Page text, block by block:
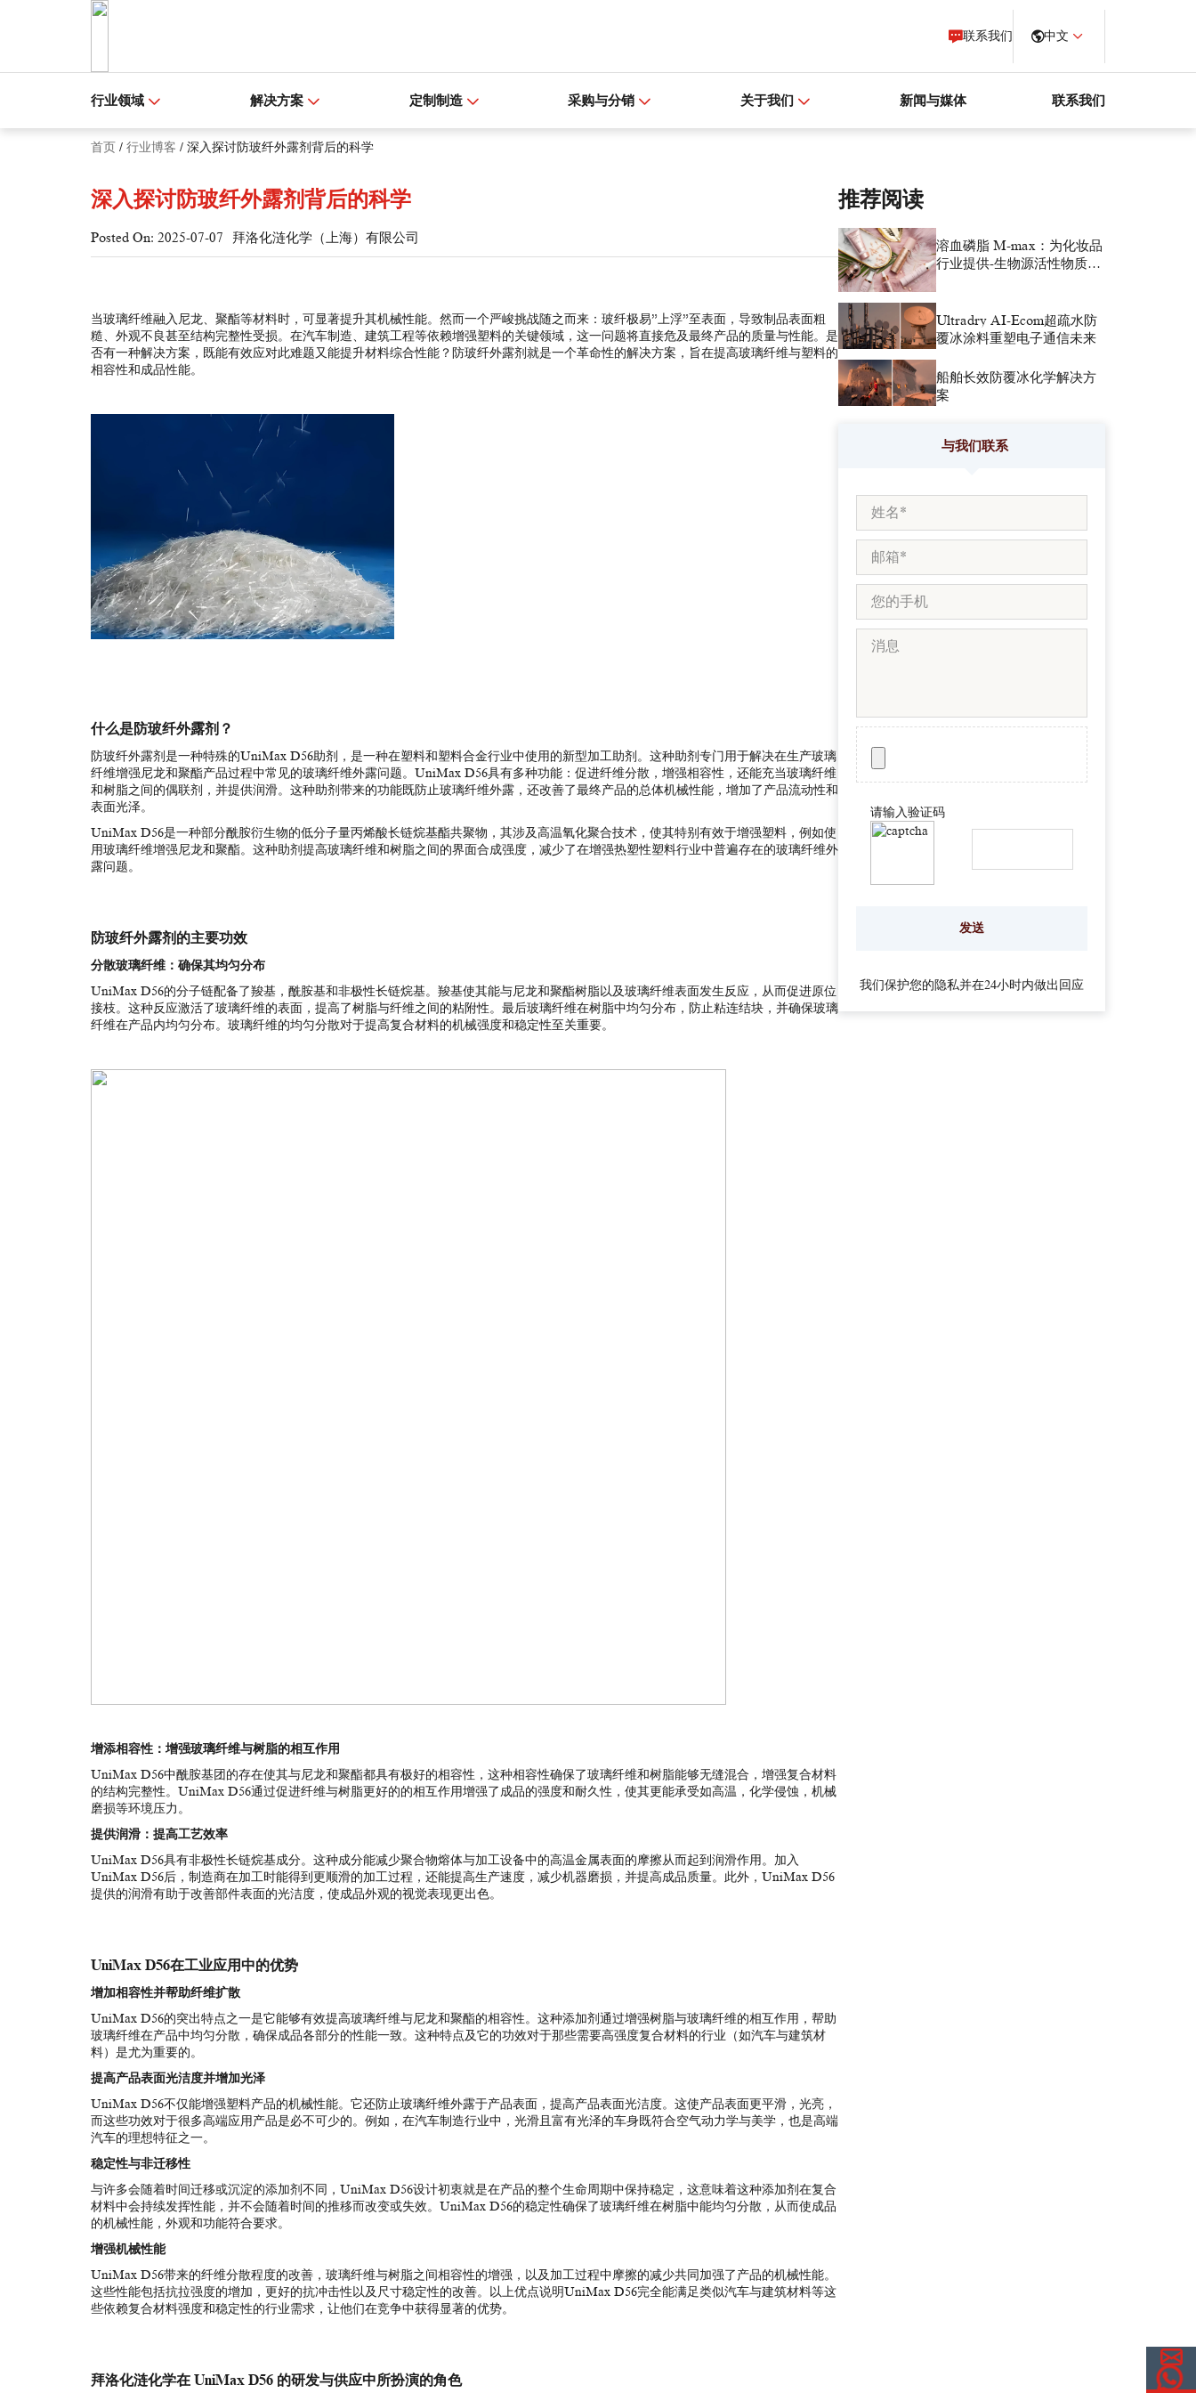
联系我们 中文
行业领域 解决方案 定制制造 采购与分销 关于我们 新闻与媒体 联系我们
首页 / 行业博客 / 深入探讨防玻纤外露剂背后的科学
深入探讨防玻纤外露剂背后的科学
Posted On: 2025-07-07 拜洛化涟化学（上海）有限公司
当玻璃纤维融入尼龙、聚酯等材料时，可显著提升其机械性能。然而一个严峻挑战随之而来：玻纤极易”上浮”至表面，导致制品表面粗
糙、外观不良甚至结构完整性受损。在汽车制造、建筑工程等依赖增强塑料的关键领域，这一问题将直接危及最终产品的质量与性能。是
否有一种解决方案，既能有效应对此难题又能提升材料综合性能？防玻纤外露剂就是一个革命性的解决方案，旨在提高玻璃纤维与塑料的
相容性和成品性能。
什么是防玻纤外露剂 ？
防玻纤外露剂 是一种特殊的UniMax D56助剂，是一种在塑料和塑料合金行业中使用的新型加工助剂。这种助剂专门用于解决在生产玻璃
纤维增强尼龙和聚酯产品过程中常见的玻璃纤维外露问题。UniMax D56具有多种功能：促进纤维分散，增强相容性，还能充当玻璃纤维
和树脂之间的偶联剂，并提供润滑。这种助剂带来的功能既防止玻璃纤维外露，还改善了最终产品的总体机械性能，增加了产品流动性和
表面光泽。
UniMax D56是一种部分酰胺衍生物的低分子量丙烯酸长链烷基酯共聚物，其涉及高温氧化聚合技术，使其特别有效于增强塑料，例如使
用玻璃纤维增强尼龙和聚酯。这种助剂提高玻璃纤维和树脂之间的界面合成强度，减少了在增强热塑性塑料行业中普遍存在的玻璃纤维外
露问题。
防玻纤外露剂的主要功效
分散玻璃纤维：确保其均匀分布
UniMax D56的分子链配备了羧基，酰胺基和非极性长链烷基。羧基使其能与尼龙和聚酯树脂以及玻璃纤维表面发生反应，从而促进原位
接枝。这种反应激活了玻璃纤维的表面，提高了树脂与纤维之间的粘附性。最后玻璃纤维在树脂中均匀分布，防止粘连结块，并确保玻璃
纤维在产品内均匀分布。玻璃纤维的均匀分散对于提高复合材料的机械强度和稳定性至关重要。
增添相容性：增强玻璃纤维与树脂的相互作用
UniMax D56中酰胺基团的存在使其与尼龙和聚酯都具有极好的相容性，这种相容性确保了玻璃纤维和树脂能够无缝混合，增强复合材料
的结构完整性。UniMax D56通过促进纤维与树脂更好的的相互作用增强了成品的强度和耐久性，使其更能承受如高温，化学侵蚀，机械
磨损等环境压力。
提供润滑：提高工艺效率
UniMax D56具有非极性长链烷基成分。这种成分能减少聚合物熔体与加工设备中的高温金属表面的摩擦从而起到润滑作用。加入
UniMax D56后，制造商在加工时能得到更顺滑的加工过程，还能提高生产速度，减少机器磨损，并提高成品质量。此外，UniMax D56
提供的润滑有助于改善部件表面的光洁度，使成品外观的视觉表现更出色。
UniMax D56在工业应用中的优势
增加相容性并帮助纤维扩散
UniMax D56的突出特点之一是它能够有效提高玻璃纤维与尼龙和聚酯的相容性。这种添加剂通过增强树脂与玻璃纤维的相互作用，帮助
玻璃纤维在产品中均匀分散，确保成品各部分的性能一致。这种特点及它的功效对于那些需要高强度复合材料的行业（如汽车与建筑材
料）是尤为重要的。
提高产品表面光洁度并增加光泽
UniMax D56不仅能增强塑料产品的机械性能。它还防止玻璃纤维外露于产品表面，提高产品表面光洁度。这使产品表面更平滑，光亮，
而这些功效对于很多高端应用产品是必不可少的。例如，在汽车制造行业中，光滑且富有光泽的车身既符合空气动力学与美学，也是高端
汽车的理想特征之一。
稳定性与非迁移性
与许多会随着时间迁移或沉淀的添加剂不同，UniMax D56设计初衷就是在产品的整个生命周期中保持稳定，这意味着这种添加剂在复合
材料中会持续发挥性能，并不会随着时间的推移而改变或失效。UniMax D56的稳定性确保了玻璃纤维在树脂中能均匀分散，从而使成品
的机械性能，外观和功能符合要求。
增强机械性能
UniMax D56带来的纤维分散程度的改善，玻璃纤维与树脂之间相容性的增强，以及加工过程中摩擦的减少共同加强了产品的机械性能。
这些性能包括抗拉强度的增加，更好的抗冲击性以及尺寸稳定性的改善。以上优点说明UniMax D56完全能满足类似汽车与建筑材料等这
些依赖复合材料强度和稳定性的行业需求，让他们在竞争中获得显著的优势。
拜洛化涟化学在 UniMax D56 的研发与供应中所扮演的角色
推荐阅读
溶血磷脂 M-max：为化妆品
行业提供-生物源活性物质解
Ultradry AI-Ecom超疏水防
覆冰涂料重塑电子通信未来
船舶长效防覆冰化学解决方
案
与我们联系
请输入验证码
我们保护您的隐私并在24小时内做出回应